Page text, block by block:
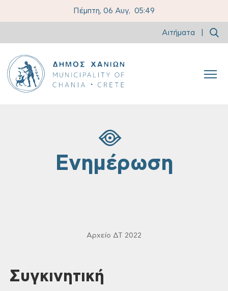
Πέμπτη, 06 Αυγ, 05:49
Αιτήματα
Ενημέρωση
Αρχείο ΔΤ 2022
Συγκινητική